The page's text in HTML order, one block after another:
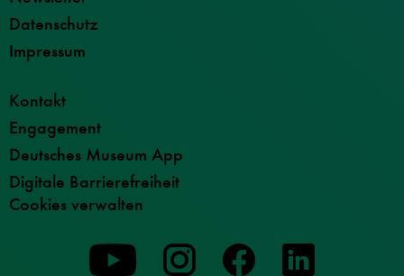
Datenschutz
Impressum
Kontakt
Engagement
Deutsches Museum App
Digitale Barrierefreiheit
Cookies verwalten
Zu Zu Zu